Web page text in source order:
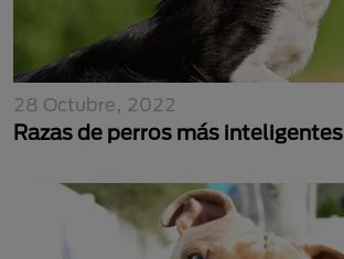
28 Octubre, 2022
Razas de perros más inteligentes